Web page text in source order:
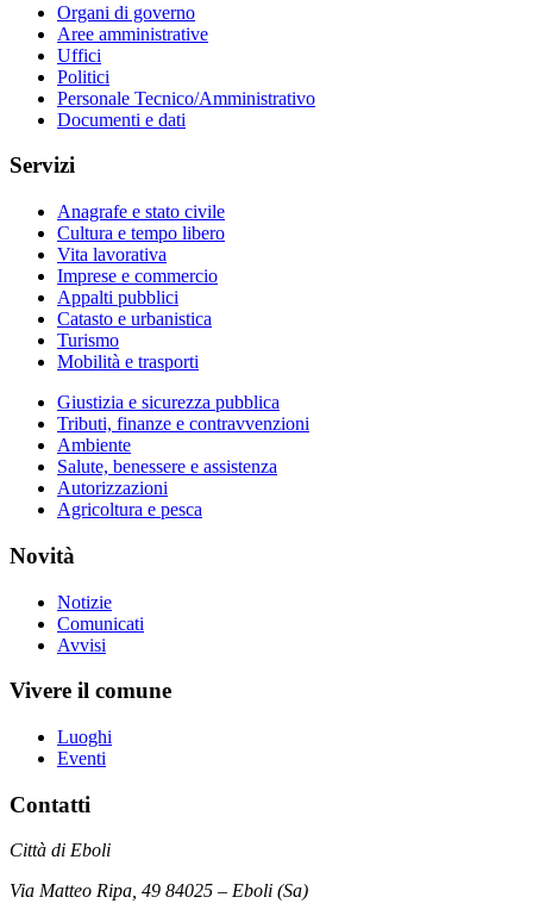
Organi di governo
Aree amministrative
Uffici
Politici
Personale Tecnico/Amministrativo
Documenti e dati
Servizi
Anagrafe e stato civile
Cultura e tempo libero
Vita lavorativa
Imprese e commercio
Appalti pubblici
Catasto e urbanistica
Turismo
Mobilità e trasporti
Giustizia e sicurezza pubblica
Tributi, finanze e contravvenzioni
Ambiente
Salute, benessere e assistenza
Autorizzazioni
Agricoltura e pesca
Novità
Notizie
Comunicati
Avvisi
Vivere il comune
Luoghi
Eventi
Contatti
Città di Eboli
Via Matteo Ripa, 49 84025 – Eboli (Sa)